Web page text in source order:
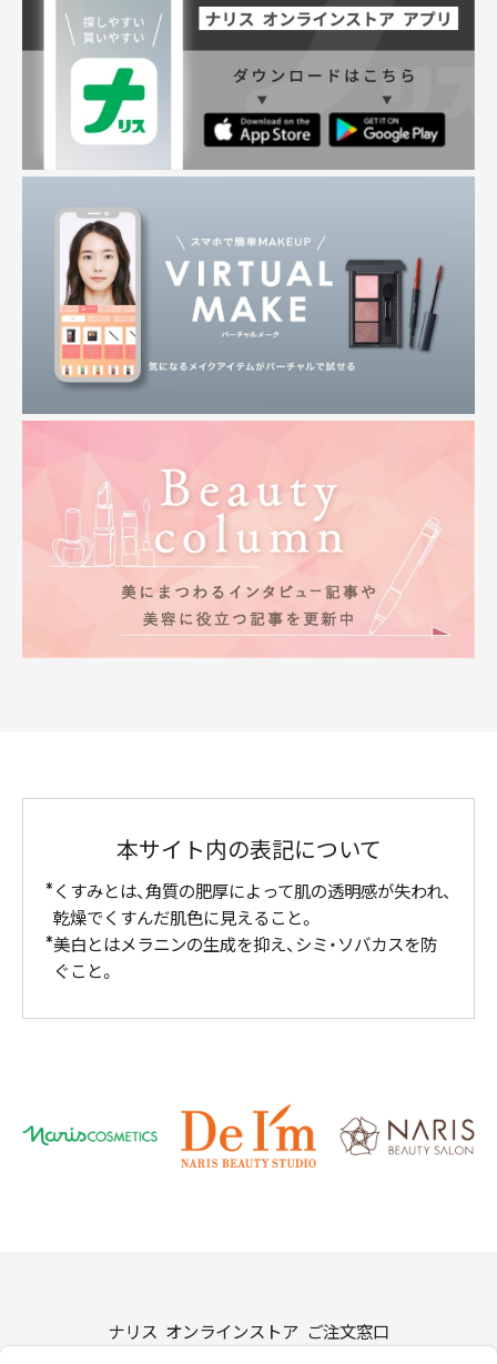
本サイト内の表記について
くすみとは、角質の肥厚によって肌の透明感が失われ、
乾燥でくすんだ肌色に見えること。
美白とはメラニンの生成を抑え、シミ・ソバカスを防
ぐこと。
ナリス オンラインストア ご注文窓口